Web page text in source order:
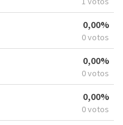
0,00%
0 votos
0,00%
0 votos
0,00%
0 votos